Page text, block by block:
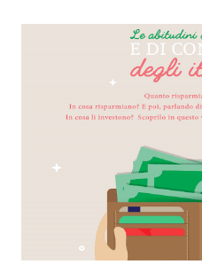
prestito con cambiali
possono fare richieste di
fattura. Praticamente, si ha la
somma completa che si dovrà
cinque giorni lavorativi.